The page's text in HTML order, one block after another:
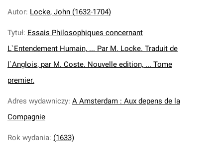
Autor: Locke, John (1632-1704)
Tytuł: Essais Philosophiques concernant
L`Entendement Humain, ... Par M. Locke. Traduit de
l`Anglois, par M. Coste. Nouvelle edition, ... Tome
premier.
Adres wydawniczy: A Amsterdam : Aux depens de la
Compagnie
Rok wydania: (1633)